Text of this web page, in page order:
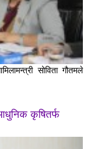
सोविता गौतमले
कृषितर्फ